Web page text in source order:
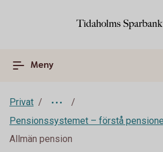
Meny
Privat
Pensionssystemet – förstå
Allmän pension